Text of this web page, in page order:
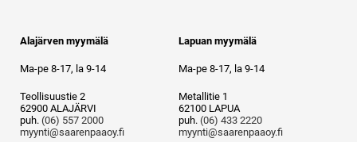
Alajärven myymälä
Ma-pe 8-17, la 9-14
Teollisuustie 2
62900 ALAJÄRVI
puh. (06) 557 2000
myynti@saarenpaaoy.fi
Lapuan myymälä
Ma-pe 8-17, la 9-14
Metallitie 1
62100 LAPUA
puh. (06) 433 2220
myynti@saarenpaaoy.fi